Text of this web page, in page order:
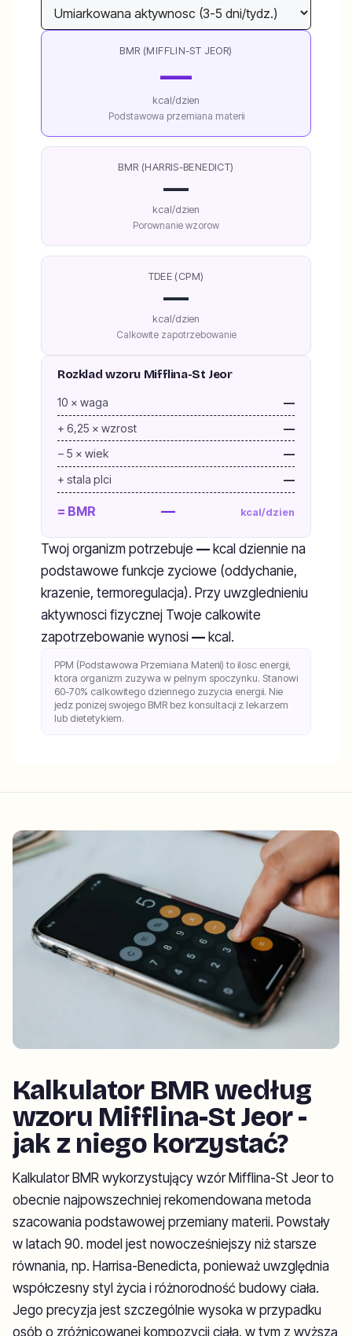
BMR (MIFFLIN-ST JEOR)
—
kcal/dzien
Podstawowa przemiana materii
BMR (HARRIS-BENEDICT)
—
kcal/dzien
Porownanie wzorow
TDEE (CPM)
—
kcal/dzien
Calkowite zapotrzebowanie
Rozklad wzoru Mifflina-St Jeor
10 × waga
—
+ 6,25 × wzrost
—
− 5 × wiek
—
+ stala plci
—
= BMR — kcal/dzien
Twoj organizm potrzebuje — kcal dziennie na
podstawowe funkcje zyciowe (oddychanie,
krazenie, termoregulacja). Przy uwzglednieniu
aktywnosci fizycznej Twoje calkowite
zapotrzebowanie wynosi — kcal.
PPM (Podstawowa Przemiana Materii) to ilosc energii,
ktora organizm zuzywa w pelnym spoczynku. Stanowi
60-70% calkowitego dziennego zuzycia energii. Nie
jedz ponizej swojego BMR bez konsultacji z lekarzem
lub dietetykiem.
Kalkulator BMR według
wzoru Mifflina-St Jeor -
jak z niego korzystać?
Kalkulator BMR wykorzystujący wzór Mifflina-St Jeor to
obecnie najpowszechniej rekomendowana metoda
szacowania podstawowej przemiany materii. Powstały
w latach 90. model jest nowocześniejszy niż starsze
równania, np. Harrisa-Benedicta, ponieważ uwzględnia
współczesny styl życia i różnorodność budowy ciała.
Jego precyzja jest szczególnie wysoka w przypadku
osób o zróżnicowanej kompozycji ciała, w tym z wyższą